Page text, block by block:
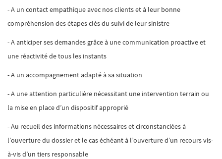
- A un contact empathique avec nos clients et à leur bonne
compréhension des étapes clés du suivi de leur sinistre
- A anticiper ses demandes grâce à une communication proactive et
une réactivité de tous les instants
- A un accompagnement adapté à sa situation
- A une attention particulière nécessitant une intervention terrain ou
la mise en place d’un dispositif approprié
- Au recueil des informations nécessaires et circonstanciées à
l’ouverture du dossier et le cas échéant à l’ouverture d’un recours vis-
à-vis d’un tiers responsable